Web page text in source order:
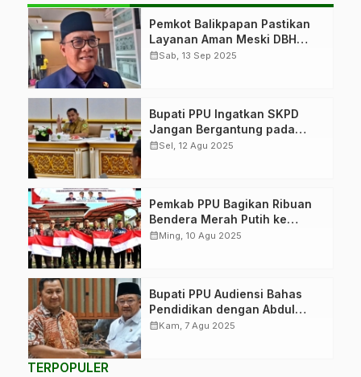
Pemkot Balikpapan Pastikan
Layanan Aman Meski DBH
Terpangkas
calendar_monthSab, 13 Sep 2025
Bupati PPU Ingatkan SKPD
Jangan Bergantung pada
APBD
calendar_monthSel, 12 Agu 2025
Pemkab PPU Bagikan Ribuan
Bendera Merah Putih ke
Masyarakat
calendar_monthMing, 10 Agu 2025
Bupati PPU Audiensi Bahas
Pendidikan dengan Abdul
Mu’ti
calendar_monthKam, 7 Agu 2025
TERPOPULER